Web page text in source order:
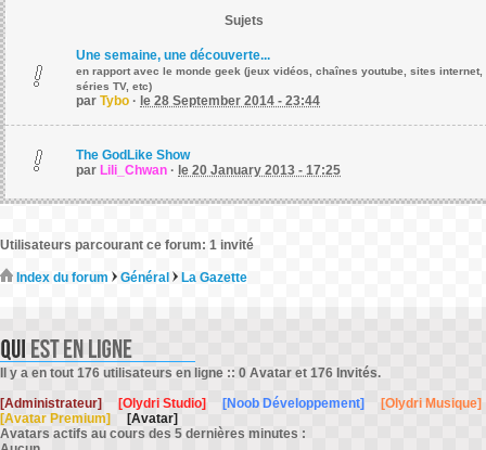
Sujets
Une semaine, une découverte...
en rapport avec le monde geek (jeux vidéos, chaînes youtube, sites internet,
séries TV, etc)
par Tybo · le 28 September 2014 - 23:44
The GodLike Show
par Lili_Chwan · le 20 January 2013 - 17:25
Utilisateurs parcourant ce forum: 1 invité
Index du forum Général La Gazette
Il y a en tout 176 utilisateurs en ligne :: 0 Avatar et 176 Invités.
[Administrateur]
[Olydri Studio] [Noob Développement]
[Olydri Musique]
[Avatar Premium]
[Avatar]
Avatars actifs au cours des 5 dernières minutes :